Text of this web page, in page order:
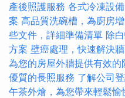
產後照護服務 各式冷凍設
案 高品質洗碗槽，為廚房
些文件，詳細準備清單 除
方案 壁癌處理，快速解決
為您的房屋外牆提供有效的
優質的長照服務 了解公司
午茶外燴，為您帶來輕鬆愉